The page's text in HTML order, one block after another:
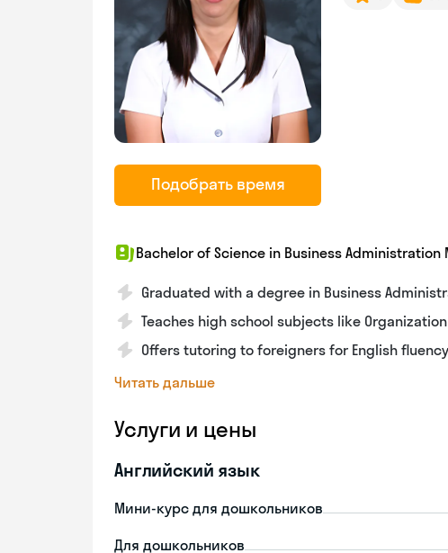
Подобрать время
Bachelor of Science in Business Administration
Graduated with a degree in Business
Teaches high school subjects like
Offers tutoring to foreigners for English fluency
Читать дальше
Услуги и цены
Английский язык
Мини-курс для дошкольников
Для дошкольников